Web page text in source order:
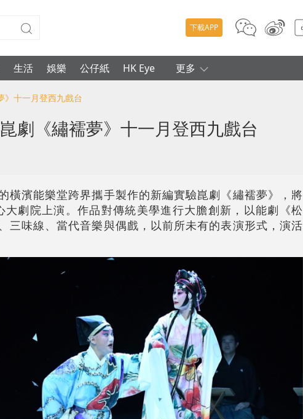
下載APP
生活 娛樂 公仔紙 HK Eye 更多
》十一月登西九戲台
劇《繡襦夢》十一月登西九戲台
橫濱能樂堂跨界攜手製作的新編實驗崑劇《繡襦夢》，將
劇院上演。作品對傳統美學進行大膽創新，以能劇《松
三味線、當代音樂與偶戲，以前所未有的表演形式，演活